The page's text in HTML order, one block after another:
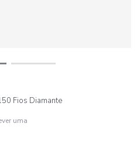
Fios Diamante
uma